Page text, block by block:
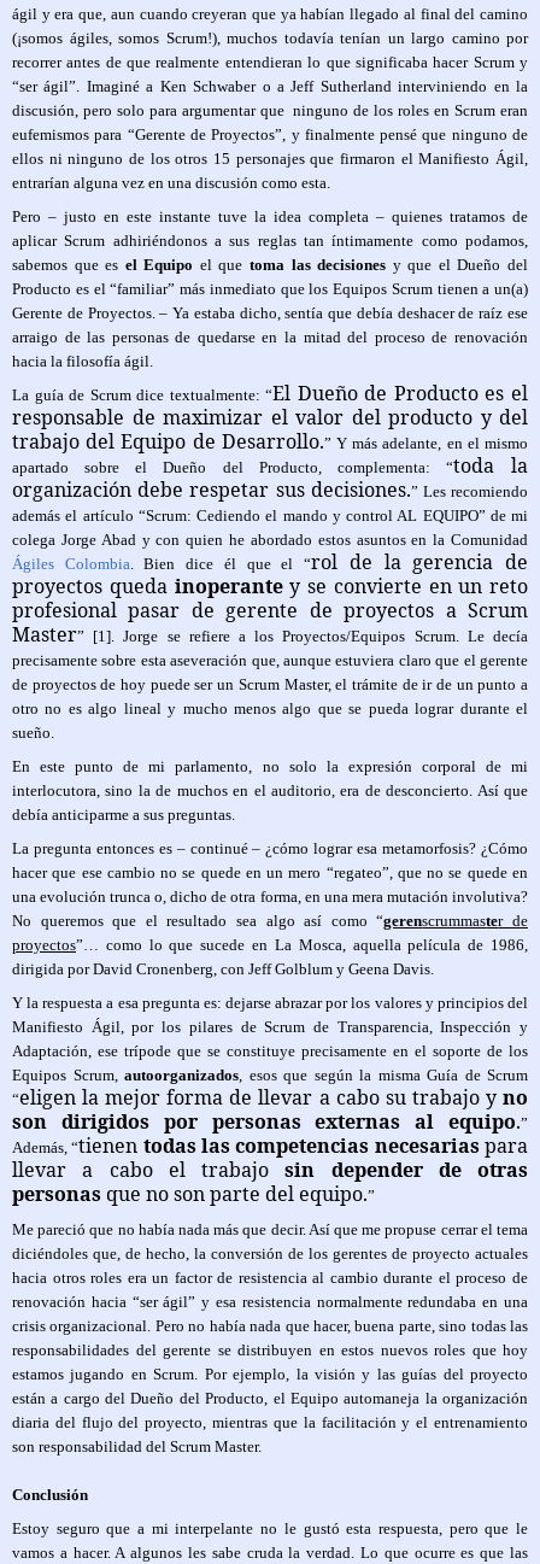
ágil y era que, aun cuando creyeran que ya habían llegado al final del camino
(¡somos ágiles, somos Scrum!), muchos todavía tenían un largo camino por
recorrer antes de que realmente entendieran lo que significaba hacer Scrum y
“ser ágil”. Imaginé a Ken Schwaber o a Jeff Sutherland interviniendo en la
discusión, pero solo para argumentar que ninguno de los roles en Scrum eran
eufemismos para “Gerente de Proyectos”, y finalmente pensé que ninguno de
ellos ni ninguno de los otros 15 personajes que firmaron elManifiesto Ágil
entrarían alguna vez en una discusión como esta.
Pero – justo en este instante tuve la idea completa – quienes tratamos de
aplicar Scrum adhiriéndonos a sus reglas tan íntimamente como podamos,
sabemos que es el Equipo el quetoma las decisiones y que el Dueño del
Producto es el “familiar” más inmediato que los Equipos Scrum tienen a un(a)
Gerente de Proyectos. – Ya estaba dicho, sentía que debía deshacer de raíz ese
arraigo de las personas de quedarse en la mitad del proceso de renovación
hacia la filosofía ágil.
La guía de Scrum dice textualmente: “El Dueño de Producto es el
responsable de maximizar el valor del producto y del
trabajo del Equipo de Desarrollo.” Y más adelante, en el mismo
apartado sobre el Dueño del Producto, complementa: “toda la
organización debe respetar sus decisiones.” Les recomiendo
además el artículo “Scrum: Cediendo el mando y control AL EQUIPO” de mi
colega Jorge Abad y con quien he abordado estos asuntos en la Comunidad
Ágiles Colombia . Bien dice él que el “rol de la gerencia de
proyectos queda inoperantey se convierte en un reto
profesional pasar de gerente de proyectos a Scrum
Master” [1]. Jorge se refiere a los Proyectos/Equipos Scrum. Le decía
precisamente sobre esta aseveración que, aunque estuviera claro que el gerente
de proyectos de hoy puede ser un Scrum Master, el trámite de ir de un punto a
otro no es algo lineal y mucho menos algo que se pueda lograr durante el
sueño.
En este punto de mi parlamento, no solo la expresión corporal de mi
interlocutora, sino la de muchos en el auditorio, era de desconcierto. Así que
debía anticiparme a sus preguntas.
La pregunta entonces es – continué – ¿cómo lograr esa metamorfosis? ¿Cómo
hacer que ese cambio no se quede en un mero “regateo”, que no se quede en
una evolución trunca o, dicho de otra forma, en una mera mutación involutiva?
No queremos que el resultado sea algo así como “gerenscrummaster de
proyectos”… como lo que sucede en La Mosca, aquella película de 1986,
dirigida por David Cronenberg, con Jeff Golblum y Geena Davis.
Y la respuesta a esa pregunta es: dejarse abrazar por los valores y principios del
Manifiesto Ágil , por los pilares de Scrum de Transparencia, Inspección y
Adaptación, ese trípode que se constituye precisamente en el soporte de los
Equipos Scrum, autoorganizados , esos que según la misma Guía de Scrum
“eligen la mejor forma de llevar a cabo su trabajo y no
son dirigidos por personas externas al equipo.”
Además, “tienen todas las competencias necesariaspara
llevar a cabo el trabajosin depender de otras
personasque no son parte del equipo.”
Me pareció que no había nada más que decir. Así que me propuse cerrar el tema
diciéndoles que, de hecho, la conversión de los gerentes de proyecto actuales
hacia otros roles era un factor de resistencia al cambio durante el proceso de
renovación hacia “ser ágil” y esa resistencia normalmente redundaba en una
crisis organizacional. Pero no había nada que hacer, buena parte, sino todas las
responsabilidades del gerente se distribuyen en estos nuevos roles que hoy
estamos jugando en Scrum. Por ejemplo, la visión y las guías del proyecto
están a cargo del Dueño del Producto, el Equipo automaneja la organización
diaria del flujo del proyecto, mientras que la facilitación y el entrenamiento
son responsabilidad del Scrum Master.
Conclusión
Estoy seguro que a mi interpelante no le gustó esta respuesta, pero que le
vamos a hacer. A algunos les sabe cruda la verdad. Lo que ocurre es que las